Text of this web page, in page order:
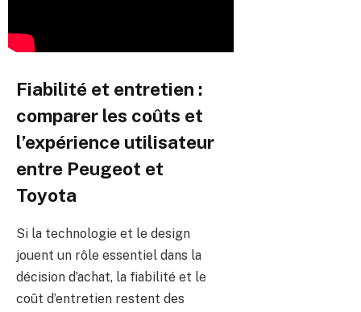
Fiabilité et entretien :
comparer les coûts et
l’expérience utilisateur
entre Peugeot et
Toyota
Si la technologie et le design
jouent un rôle essentiel dans la
décision d’achat, la fiabilité et le
coût d’entretien restent des